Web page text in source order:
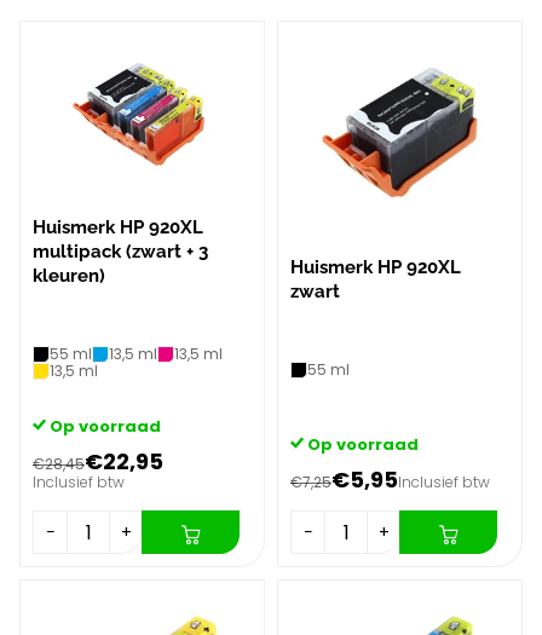
Huismerk HP 920XL
multipack (zwart + 3
kleuren)
55 ml 13,5 ml
13,5 ml
13,5 ml
Op voorraad
€28,45€22,95
Inclusief btw
− +
Huismerk HP 920XL
zwart
55 ml
Op voorraad
€7,25€5,95Inclusief btw
− +